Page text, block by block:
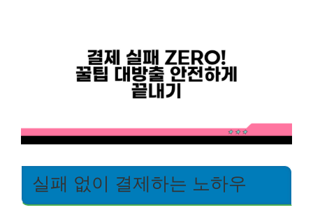
실패 없이 결제하는 노하우